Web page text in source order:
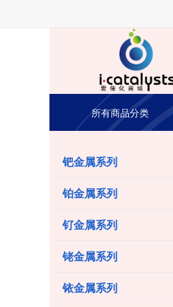
所有商品分类
钯金属系列
铂金属系列
钌金属系列
铑金属系列
铱金属系列